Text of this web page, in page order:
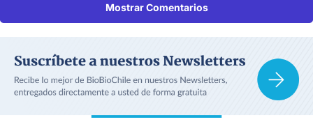
Mostrar Comentarios